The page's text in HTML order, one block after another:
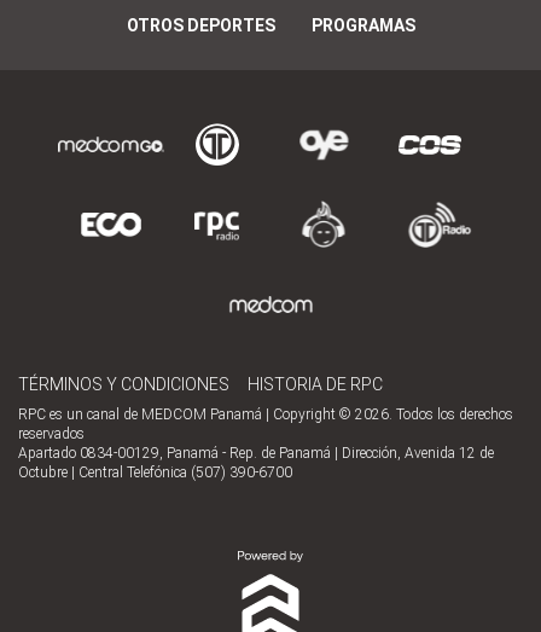
OTROS DEPORTES PROGRAMAS
TÉRMINOS Y CONDICIONES HISTORIA DE RPC
RPC es un canal de MEDCOM Panamá | Copyright © 2026. Todos los derechos
reservados
Apartado 0834-00129, Panamá - Rep. de Panamá | Dirección, Avenida 12 de
Octubre | Central Telefónica (507) 390-6700